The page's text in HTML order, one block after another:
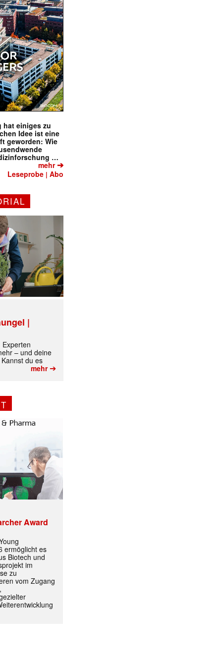
hat einiges zu
Idee ist eine
geworden: Wie
…
mehr➔
Leseprobe |Abo
|
Experten
– und deine
du es
mehr➔
Award
ermöglicht es
Biotech und
im
zu
vom Zugang